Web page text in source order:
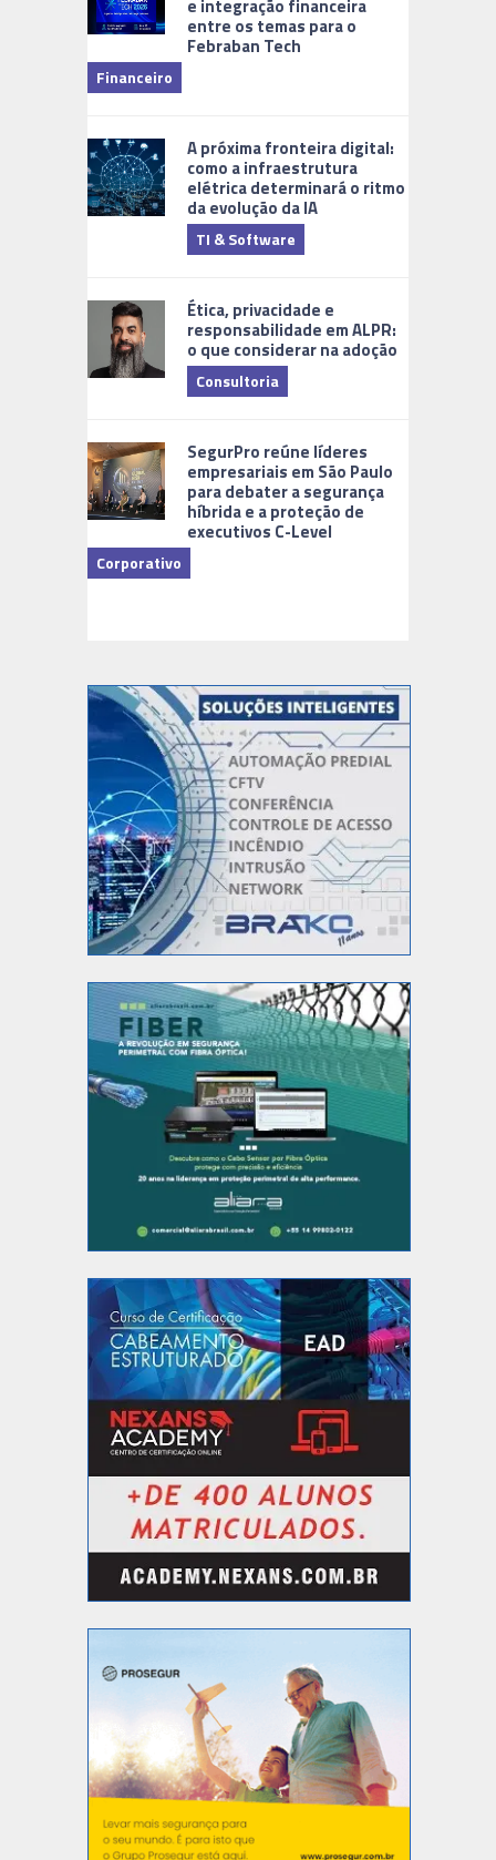
e integração financeira
entre os temas para o
Febraban Tech
Financeiro
A próxima fronteira digital:
como a infraestrutura
elétrica determinará o ritmo
da evolução da IA
TI & Software
Ética, privacidade e
responsabilidade em ALPR:
o que considerar na adoção
Consultoria
SegurPro reúne líderes
empresariais em São Paulo
para debater a segurança
híbrida e a proteção de
executivos C-Level
Corporativo